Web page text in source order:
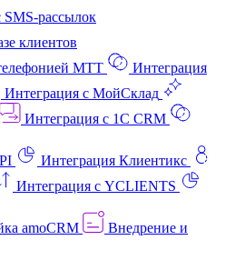
SMS-рассылок
клиентов
МТТ
Интеграция
Интеграция с МойСклад
Интеграция с 1C CRM
Интеграция Клиентикс
Интеграция с YCLIENTS
amoCRM
Внедрение и